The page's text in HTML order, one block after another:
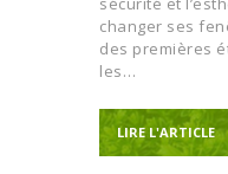
changer ses
des premières
les…
LIRE L'ARTICLE